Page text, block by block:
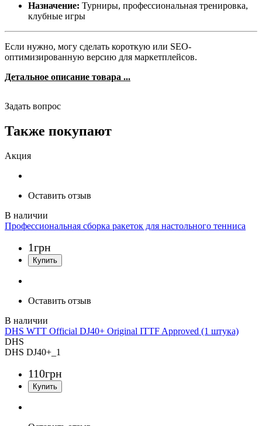
Назначение: Турниры, профессиональная тренировка,
клубные игры
Если нужно, могу сделать короткую или SEO-
оптимизированную версию для маркетплейсов.
Детальное описание товара ...
Задать вопрос
Также покупают
Акция
Оставить отзыв
Профессиональная сборка ракеток для настольного тенниса
1грн
Оставить отзыв
DHS WTT Official DJ40+ Original ITTF Approved (1 штука)
DHS
DHS DJ40+_1
110грн